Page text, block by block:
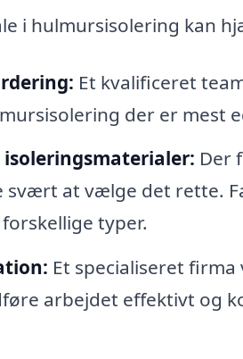
i hulmursisolering kan
Et kvalificeret
der er mest
Der
at vælge det rette.
typer.
Et specialiseret
arbejdet effektivt og